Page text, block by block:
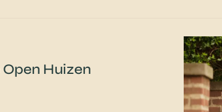
Huizen